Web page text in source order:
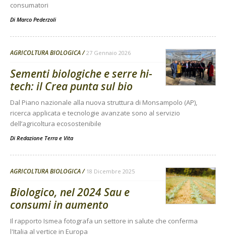
consumatori
Di Marco Pederzoli
AGRICOLTURA BIOLOGICA 27 Gennaio 2026
Sementi biologiche e serre hi-
tech: il Crea punta sul bio
Dal Piano nazionale alla nuova struttura di Monsampolo (AP),
ricerca applicata e tecnologie avanzate sono al servizio
dell’agricoltura ecosostenibile
Di Redazione Terra e Vita
AGRICOLTURA BIOLOGICA 18 Dicembre 2025
Biologico, nel 2024 Sau e
consumi in aumento
Il rapporto Ismea fotografa un settore in salute che conferma
l'Italia al vertice in Europa